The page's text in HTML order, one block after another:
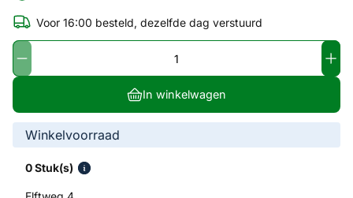
Voor 16:00 besteld, dezelfde dag verstuurd
In winkelwagen
Winkelvoorraad
0 Stuk(s)